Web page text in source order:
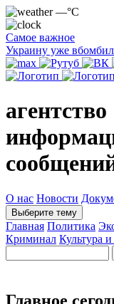
—°C
Самое важное
Украину уже
агентство
О нас Новости
Выберите тему
Главная Политика
Криминал Культура
Главное